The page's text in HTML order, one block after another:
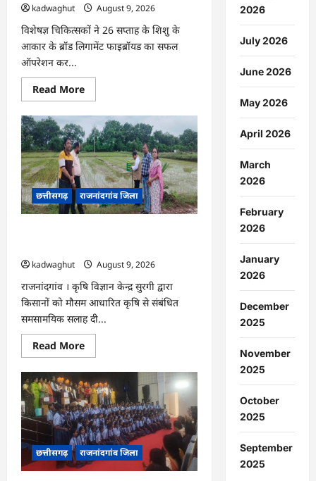
आयोजन…
kadwaghut
August 9, 2026
विशेषज्ञ चिकित्सकों ने 26 सप्ताह के शिशु के
आकार के ब्रॉड लिगामेंट फाइब्रॉयड का सफल
ऑपरेशन कर...
Read MoreRead
more
राजनांदगांव
:
राजनांदगांव
मेडिकल
कॉलेज
में
जटिल
गर्भाशय
ट्यूमर
की
सफल
छत्तीसगढ़ राजनांदगांव जिला
kadwaghut
August 9, 2026
राजनांदगांव । कृषि विज्ञान केन्द्र सुरगी द्वारा
किसानों को मौसम आधारित कृषि से संबंधित
समसामयिक सलाह दी...
Read MoreRead
more
राजनांदगांव
:
कृषि
विज्ञान
केन्द्र
सुरगी
की
मौसम
आधारित
विशेष
सलाह…
छत्तीसगढ़ राजनांदगांव जिला
2026
July 2026
June 2026
May 2026
April 2026
March
2026
February
2026
January
2026
December
2025
November
2025
October
2025
September
2025